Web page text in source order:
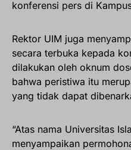
konferensi pers di
Rektor UIM juga
secara terbuka kepada
dilakukan oleh oknum
bahwa peristiwa itu
yang tidak dapat
“Atas nama Universitas
menyampaikan